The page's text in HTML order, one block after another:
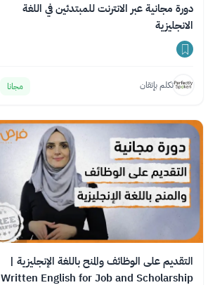
دورة مجانية عبر الانترنت للمبتدئين في اللغة
الانجليزية
تكلم بإتقان مجانا
التقديم على الوظائف والمنح باللغة الإنجليزية |
Written English for Job and Scholarship